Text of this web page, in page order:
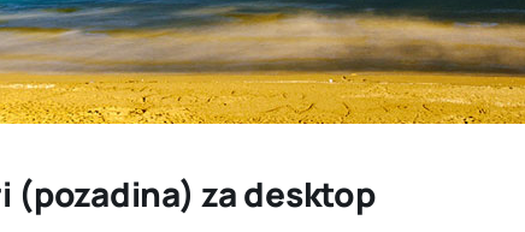
(pozadina) za desktop